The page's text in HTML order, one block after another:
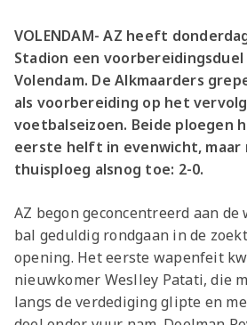
VOLENDAM- AZ heeft
Stadion een voorbereidingsduel
Volendam. De Alkmaarders
als voorbereiding op het
voetbalseizoen. Beide ploegen
eerste helft in evenwicht, maar
thuisploeg alsnog toe: 2-0.
AZ begon geconcentreerd aan
bal geduldig rondgaan in de
opening. Het eerste wapenfeit
nieuwkomer Weslley Patati, die
langs de verdediging glipte en